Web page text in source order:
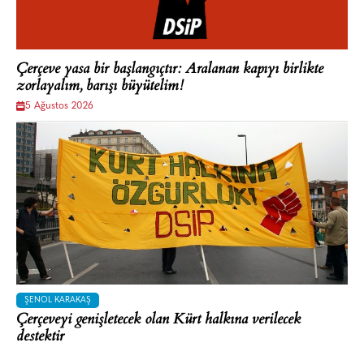
Çerçeve yasa bir başlangıçtır: Aralanan kapıyı birlikte
zorlayalım, barışı büyütelim!
5 Ağustos 2026
ŞENOL KARAKAŞ
Çerçeveyi genişletecek olan Kürt halkına verilecek
destektir